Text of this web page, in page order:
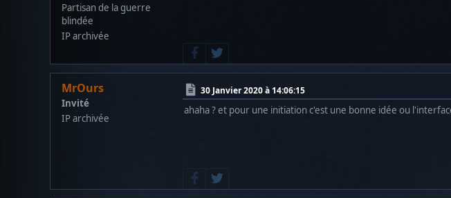
Partisan de la guerre
blindée
IP archivée
MrOurs
Invité
IP archivée
30 Janvier 2020 à 14:06:15
ahaha ? et pour une initiation c'est une bonne idée ou